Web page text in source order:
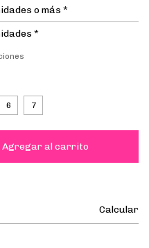
o más *
*
6 7
Calcular